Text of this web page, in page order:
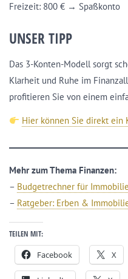
Freizeit: 800 € → Spaßkonto
UNSER TIPP
Das 3-Konten-Modell sorgt
Klarheit und Ruhe im
profitieren Sie von einem
Hier können Sie direkt ein
Mehr zum Thema Finanzen:
– Budgetrechner für
– Ratgeber: Erben &
TEILEN MIT:
Facebook X